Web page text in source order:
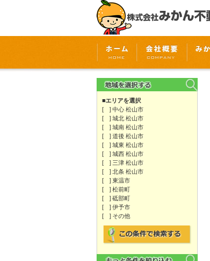
■エリアを選択
[ ] 中心 松山市
[ ] 城北 松山市
[ ] 城南 松山市
[ ] 道後 松山市
[ ] 城東 松山市
[ ] 城西 松山市
[ ] 三津 松山市
[ ] 北条 松山市
[ ] 東温市
[ ] 松前町
[ ] 砥部町
[ ] 伊予市
[ ] その他